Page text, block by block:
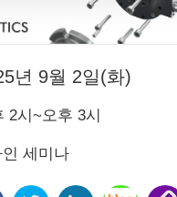
년 9월 2일(화)
2시~오후 3시
인 세미나